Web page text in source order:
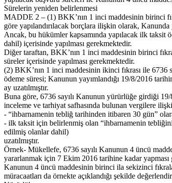
Sürelerin yeniden belirlenmesi
MADDE 2 – (1) BKK’nın 1 inci maddesinin birinci
göre yapılandırılacak borçlara ilişkin olarak,
Ancak, bu hükümler kapsamında yapılacak ilk taksit
dahil) içerisinde yapılması gerekmektedir.
Diğer taraftan, BKK’nın 1 inci maddesinin birinci
süreler içerisinde yapılması gerekmektedir.
(2) BKK’nın 1 inci maddesinin ikinci fıkrası ile 6736
ödeme süresi; Kanunun yayımlandığı 19/8/2016
ay uzatılmıştır.
Buna göre, 6736 sayılı Kanunun yürürlüğe girdiği
inceleme ve tarhiyat safhasında bulunan vergilere
- “ihbarnamenin tebliğ tarihinden itibaren 30 gün”
- ilk taksit için belirlenmiş olan “ihbarnamenin
edilmiş olanlar dahil)
uzatılmıştır.
Örnek- Mükellefe, 6736 sayılı Kanunun 4 üncü
yararlanmak için 7 Ekim 2016 tarihine kadar
Kanunun 4 üncü maddesinin birinci ila sekizinci
müracaatları da örnekte açıklandığı şekilde